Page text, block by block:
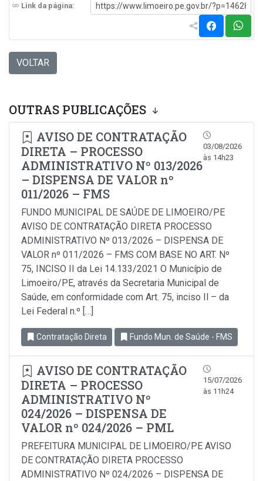
Link da página:
VOLTAR
OUTRAS PUBLICAÇÕES
AVISO DE CONTRATAÇÃO
DIRETA – PROCESSO
ADMINISTRATIVO Nº 013/2026
– DISPENSA DE VALOR nº
011/2026 – FMS
03/08/2026
às 14h23
FUNDO MUNICIPAL DE SAÚDE DE LIMOEIRO/PE
AVISO DE CONTRATAÇÃO DIRETA PROCESSO
ADMINISTRATIVO Nº 013/2026 – DISPENSA DE
VALOR nº 011/2026 – FMS COM BASE NO ART. Nº
75, INCISO II da Lei 14.133/2021 O Município de
Limoeiro/PE, através da Secretaria Municipal de
Saúde, em conformidade com Art. 75, inciso Il – da
Lei Federal n.º […]
Contratação Direta Fundo Mun. de Saúde - FMS
AVISO DE CONTRATAÇÃO
DIRETA – PROCESSO
ADMINISTRATIVO Nº
024/2026 – DISPENSA DE
VALOR nº 024/2026 – PML
15/07/2026
às 11h24
PREFEITURA MUNICIPAL DE LIMOEIRO/PE AVISO
DE CONTRATAÇÃO DIRETA PROCESSO
ADMINISTRATIVO Nº 024/2026 – DISPENSA DE